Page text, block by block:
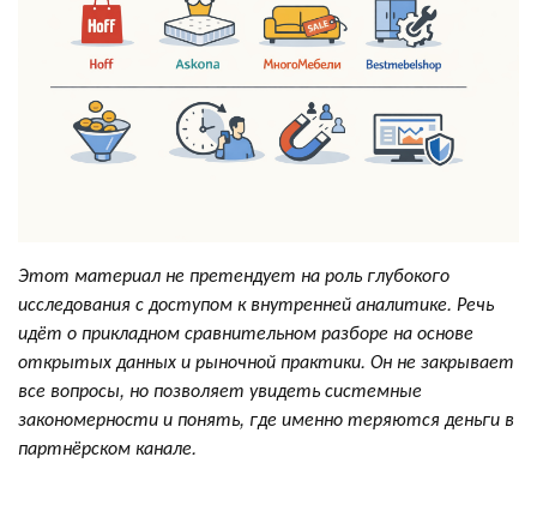
Этот материал не претендует на роль глубокого
исследования с доступом к внутренней аналитике. Речь
идёт о прикладном сравнительном разборе на основе
открытых данных и рыночной практики. Он не закрывает
все вопросы, но позволяет увидеть системные
закономерности и понять, где именно теряются деньги в
партнёрском канале.